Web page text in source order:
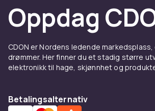
Oppdag
CDON er Nordens ledende
drømmer. Her finner du et stadig større
elektronikk til hage, skjønnhet og
Betalingsalternativ